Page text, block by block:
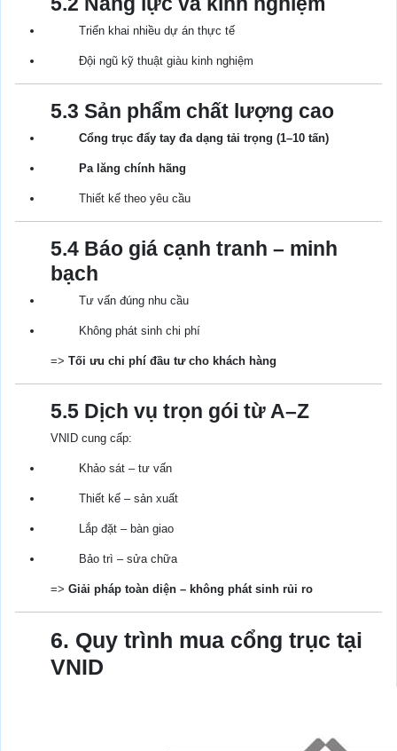
Triển khai nhiều dự án thực tế
Đội ngũ kỹ thuật giàu kinh nghiệm
5.3 Sản phẩm chất lượng cao
Cổng trục đẩy tay đa dạng tải trọng (1–10 tấn)
Pa lăng chính hãng
Thiết kế theo yêu cầu
5.4 Báo giá cạnh tranh – minh
bạch
Tư vấn đúng nhu cầu
Không phát sinh chi phí
=> Tối ưu chi phí đầu tư cho khách hàng
5.5 Dịch vụ trọn gói từ A–Z
VNID cung cấp:
Khảo sát – tư vấn
Thiết kế – sản xuất
Lắp đặt – bàn giao
Bảo trì – sửa chữa
=> Giải pháp toàn diện – không phát sinh rủi ro
6. Quy trình mua cổng trục tại
VNID